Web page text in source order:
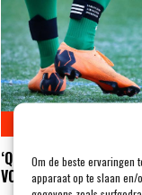
Om de beste ervaringen
apparaat op te slaan en/
‘QUILINDSCHY
VOOR VERTREK BIJ